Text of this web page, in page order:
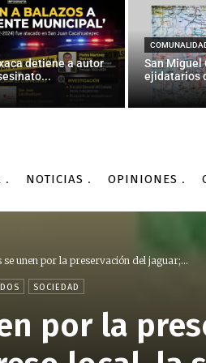
detiene a autor
San Miguel
ejidatarios
NOTICIAS OPINIONES
unen por la preservación del jaguar;...
SOCIEDAD
por la